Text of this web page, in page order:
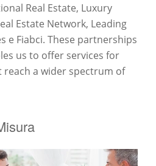
Real Estate, Luxury
Estate Network, Leading
e Fiabci. These partnerships
us to offer services for
a wider spectrum of